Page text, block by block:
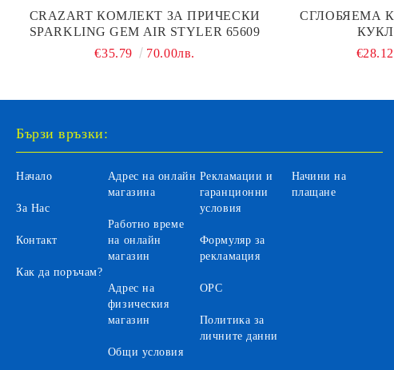
CRAZART КОМЛЕКТ ЗА ПРИЧЕСКИ
SPARKLING GEM AIR STYLER 65609
€35.79
70.00лв.
СГЛОБЯЕМА
€28.12
Бързи връзки:
Начало
За Нас
Контакт
Как да поръчам?
Адрес на онлайн
магазина
Работно време
на онлайн
магазин
Адрес на
физическия
магазин
Общи условия
Рекламации и
гаранционни
условия
Формуляр за
рекламация
ОРС
Политика за
личните данни
Начини на
плащане